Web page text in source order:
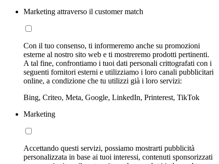
Marketing attraverso il customer match
Con il tuo consenso, ti informeremo anche su promozioni
esterne al nostro sito web e ti mostreremo prodotti pertinenti.
A tal fine, confrontiamo i tuoi dati personali crittografati con i
seguenti fornitori esterni e utilizziamo i loro canali pubblicitari
online, a condizione che tu utilizzi già i loro servizi:
Bing, Criteo, Meta, Google, LinkedIn, Printerest, TikTok
Marketing
Accettando questi servizi, possiamo mostrarti pubblicità
personalizzata in base ai tuoi interessi, contenuti sponsorizzati